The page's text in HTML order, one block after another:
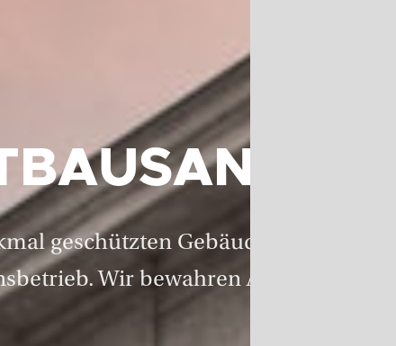
geschützten Gebäude, bis hin
Wir bewahren Altes, schaffen